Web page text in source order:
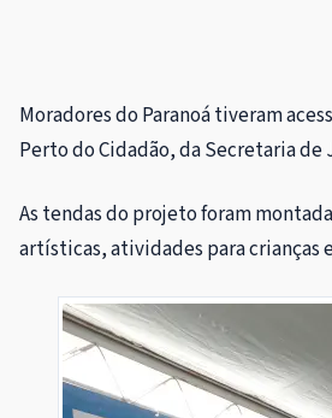
Moradores do Paranoá tiveram
Perto do Cidadão, da Secretaria de
As tendas do projeto foram
artísticas, atividades para crianças